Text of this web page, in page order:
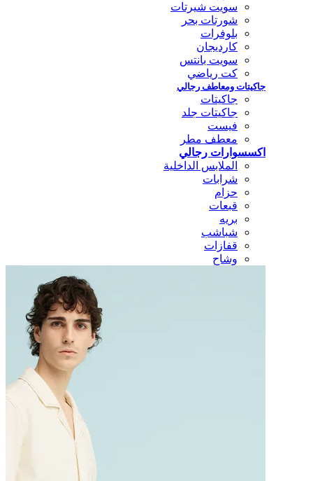
سويت شيرتات
شورتات بحر
بلوفرات
كارديجان
سويت بانتس
كت رياضي
جاكيتات ومعاطف رجالي
جاكيتات
جاكيتات جلد
فيست
معطف مطر
اكسسوارات رجالي
الملابس الداخلية
شرابات
حزام
قبعات
بريه
شباشب
قفازات
وشاح